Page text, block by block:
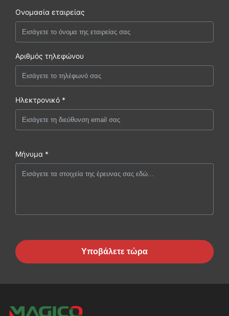
Ονομασία εταιρείας
Αριθμός τηλεφώνου
Ηλεκτρονικό *
Μήνυμα *
Υποβάλετε τώρα